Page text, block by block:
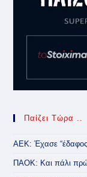
Παίζει Τώρα ..
ΑΕΚ: Έχασε
ΠΑΟΚ: Και πάλι